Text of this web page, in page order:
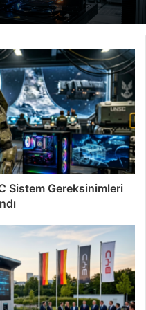
Sistem Gereksinimleri